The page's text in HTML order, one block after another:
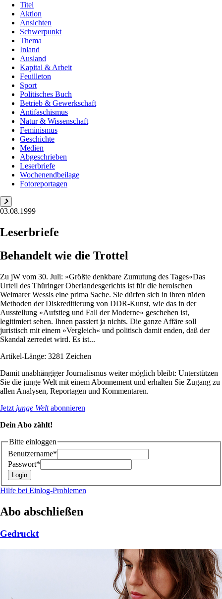
Titel
Aktion
Ansichten
Schwerpunkt
Thema
Inland
Ausland
Kapital & Arbeit
Feuilleton
Sport
Politisches Buch
Betrieb & Gewerkschaft
Antifaschismus
Natur & Wissenschaft
Feminismus
Geschichte
Medien
Abgeschrieben
Leserbriefe
Wochenendbeilage
Fotoreportagen
03.08.1999
Leserbriefe
Behandelt wie die Trottel
Zu jW vom 30. Juli: »Größte denkbare Zumutung des Tages«Das
Urteil des Thüringer Oberlandesgerichts ist für die heroischen
Weimarer Wessis eine prima Sache. Sie dürfen sich in ihren rüden
Methoden der Diskreditierung von DDR-Kunst, wie das in der
Ausstellung »Aufstieg und Fall der Moderne« geschehen ist,
legitimiert sehen. Ihnen passiert ja nichts. Die ganze Affäre soll
juristisch mit einem »Vergleich« und politisch damit enden, daß der
Skandal zerredet wird. Es ist...
Artikel-Länge: 3281 Zeichen
Damit unabhängiger Journalismus weiter möglich bleibt: Unterstützen
Sie die junge Welt mit einem Abonnement und erhalten Sie Zugang zu
allen Analysen, Reportagen und Kommentaren.
Jetzt junge Weltabonnieren
Dein Abo zählt!
Bitte einloggen
Benutzername*
Passwort*
Hilfe bei Einlog-Problemen
Abo abschließen
Gedruckt